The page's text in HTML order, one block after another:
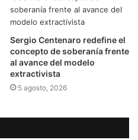
Sergio Centenaro redefine el
concepto de soberanía frente
al avance del modelo
extractivista
5 agosto, 2026